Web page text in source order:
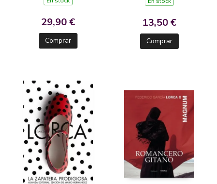
29,90 €
Comprar
13,50 €
Comprar